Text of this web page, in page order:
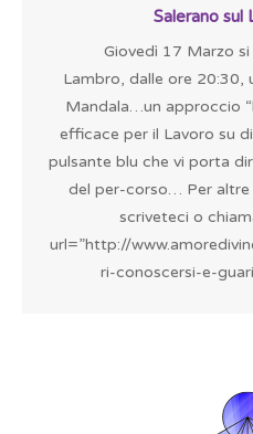
Salerano sul
Giovedì 17 Marzo
Lambro, dalle ore 20:30,
Mandala…un approccio
efficace per il Lavoro su
pulsante blu che vi porta
del per-corso… Per
scriveteci o
url=”http://
ri-conoscersi-e-